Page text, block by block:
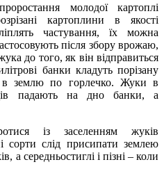
молодої картоплі
картоплини в якості
частування, їх можна
після збору врожаю,
до того, як він відправиться
банки кладуть порізану
землю по горлечко. Жуки в
падають на дно банки, а
із заселенням жуків
сорти слід присипати землею
а середньостиглі і пізні – коли